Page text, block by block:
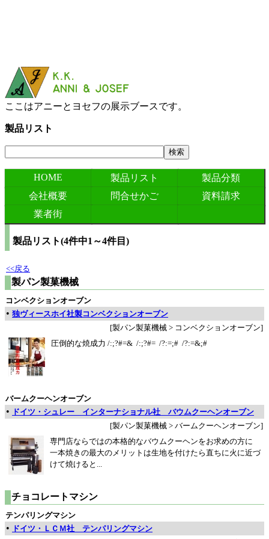
ここはアニーとヨセフの展示ブースです。
製品リスト
HOME 製品リスト
製品分類
会社概要
問合せかご
資料請求
業者街
製品リスト(4件中1 ～4件目)
<<戻る
製パン製菓機械
コンベクションオーブン
• 独ヴィースホイ社製コンベクションオーブン
[製パン製菓機械 > コンベクションオーブン]
圧倒的な焼成力 /:;?#=& /:;?#= /?:=;# /?:=&;#
バームクーヘンオーブン
•
ドイツ・シュレー インターナショナル社 バウムクーヘンオーブン
[製パン製菓機械 > バームクーヘンオーブン]
専門店ならではの本格的なバウムクーヘンをお求めの方に
一本焼きの最大のメリットは生地を付けたら直ちに火に近づ
けて焼けると...
チョコレートマシン
テンパリングマシン
•
ドイツ・ＬＣＭ社 テンパリングマシン